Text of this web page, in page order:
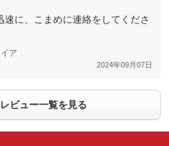
に、こまめに連絡をしてくださ
ア
2024年09月07日
ビュー一覧を見る